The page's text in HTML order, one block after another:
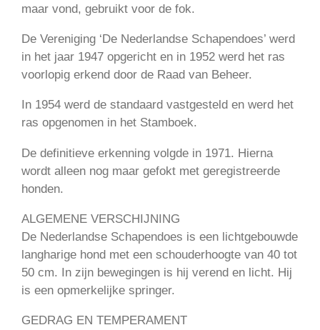
maar vond, gebruikt voor de fok.
De Vereniging ‘De Nederlandse Schapendoes’ werd
in het jaar 1947 opgericht en in 1952 werd het ras
voorlopig erkend door de Raad van Beheer.
In 1954 werd de standaard vastgesteld en werd het
ras opgenomen in het Stamboek.
De definitieve erkenning volgde in 1971. Hierna
wordt alleen nog maar gefokt met geregistreerde
honden.
ALGEMENE VERSCHIJNING
De Nederlandse Schapendoes is een lichtgebouwde
langharige hond met een schouderhoogte van 40 tot
50 cm. In zijn bewegingen is hij verend en licht. Hij
is een opmerkelijke springer.
GEDRAG EN TEMPERAMENT